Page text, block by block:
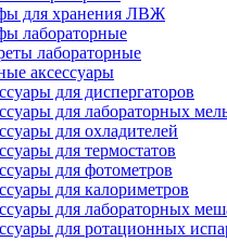
для хранения ЛВЖ
лабораторные
лабораторные
аксессуары
для диспергаторов
для лабораторных
для охладителей
для термостатов
для фотометров
для калориметров
для лабораторных
для ротационных